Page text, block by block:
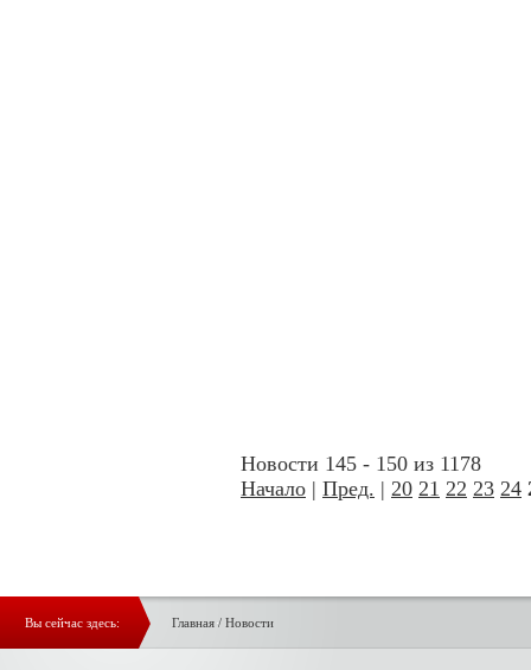
Новости 145 - 150 из 1178
Начало | Пред. | 20 21 22 23 24
Вы сейчас здесь: Главная/ Новости